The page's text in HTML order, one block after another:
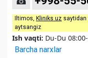
Iltimos, Kliniks uz saytidan
aytsangiz
Ish vaqti: Du-Du
Barcha narxlar